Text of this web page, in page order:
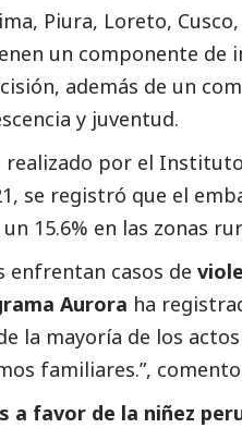
Piura, Loreto,
un componente de
además de un
y juventud.
realizado por el
se registró que el
15.6% en las zonas
enfrentan casos de
Aurora ha
la mayoría de los
familiares.”,
a favor de la niñez